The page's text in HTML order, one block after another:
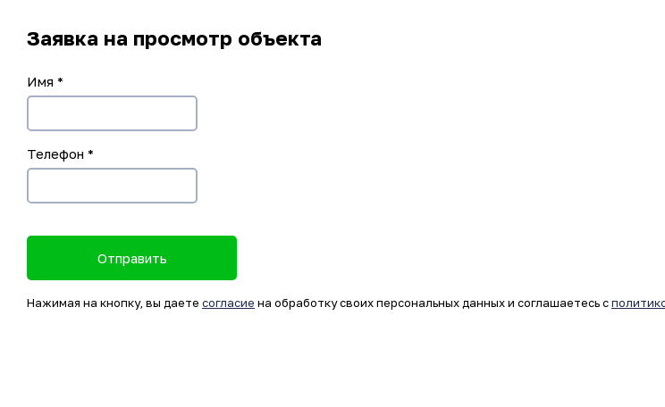
Заявка на просмотр объекта
Имя *
Телефон *
Отправить
Нажимая на кнопку, вы даете согласие на обработку своих персональных данных и соглашаетесь с